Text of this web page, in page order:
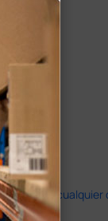
que en